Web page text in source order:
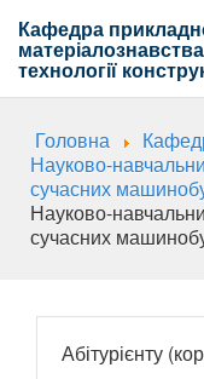
Кафедра
матеріалознавства
технології
Головна
Науково-
сучасних
Науково-
сучасних
Абітурієнту